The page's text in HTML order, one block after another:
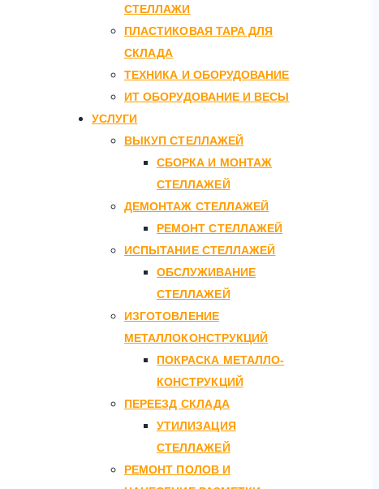
СТЕЛЛАЖИ
ПЛАСТИКОВАЯ ТАРА ДЛЯ
СКЛАДА
ТЕХНИКА И ОБОРУДОВАНИЕ
ИТ ОБОРУДОВАНИЕ И ВЕСЫ
УСЛУГИ
ВЫКУП СТЕЛЛАЖЕЙ
СБОРКА И МОНТАЖ
СТЕЛЛАЖЕЙ
ДЕМОНТАЖ СТЕЛЛАЖЕЙ
РЕМОНТ СТЕЛЛАЖЕЙ
ИСПЫТАНИЕ СТЕЛЛАЖЕЙ
ОБСЛУЖИВАНИЕ
СТЕЛЛАЖЕЙ
ИЗГОТОВЛЕНИЕ
МЕТАЛЛОКОНСТРУКЦИЙ
ПОКРАСКА МЕТАЛЛО-
КОНСТРУКЦИЙ
ПЕРЕЕЗД СКЛАДА
УТИЛИЗАЦИЯ
СТЕЛЛАЖЕЙ
РЕМОНТ ПОЛОВ И